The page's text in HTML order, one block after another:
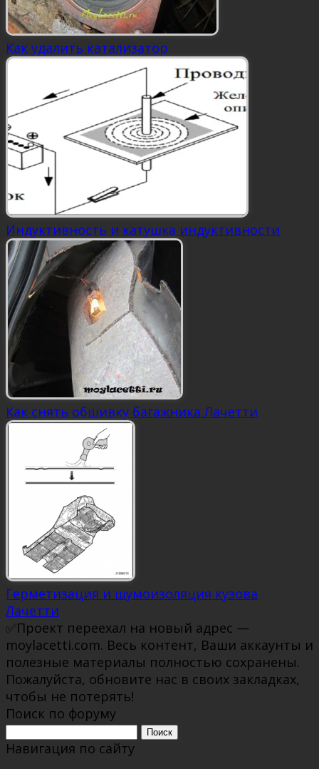
Как удалить катализатор
Индуктивность и катушка индуктивности
Как снять обшивку багажника Лачетти
Герметизация и шумоизоляция кузова
Лачетти
✅Проект переехал на новый адрес —
moylacetti.com. Весь контент, Ваши аккаунты и
полезные материалы полностью сохранены.
Пожалуйста, обновите нас в своих закладках,
чтобы не потерять!
Поиск по форуму
Поиск:
Навигация по сайту